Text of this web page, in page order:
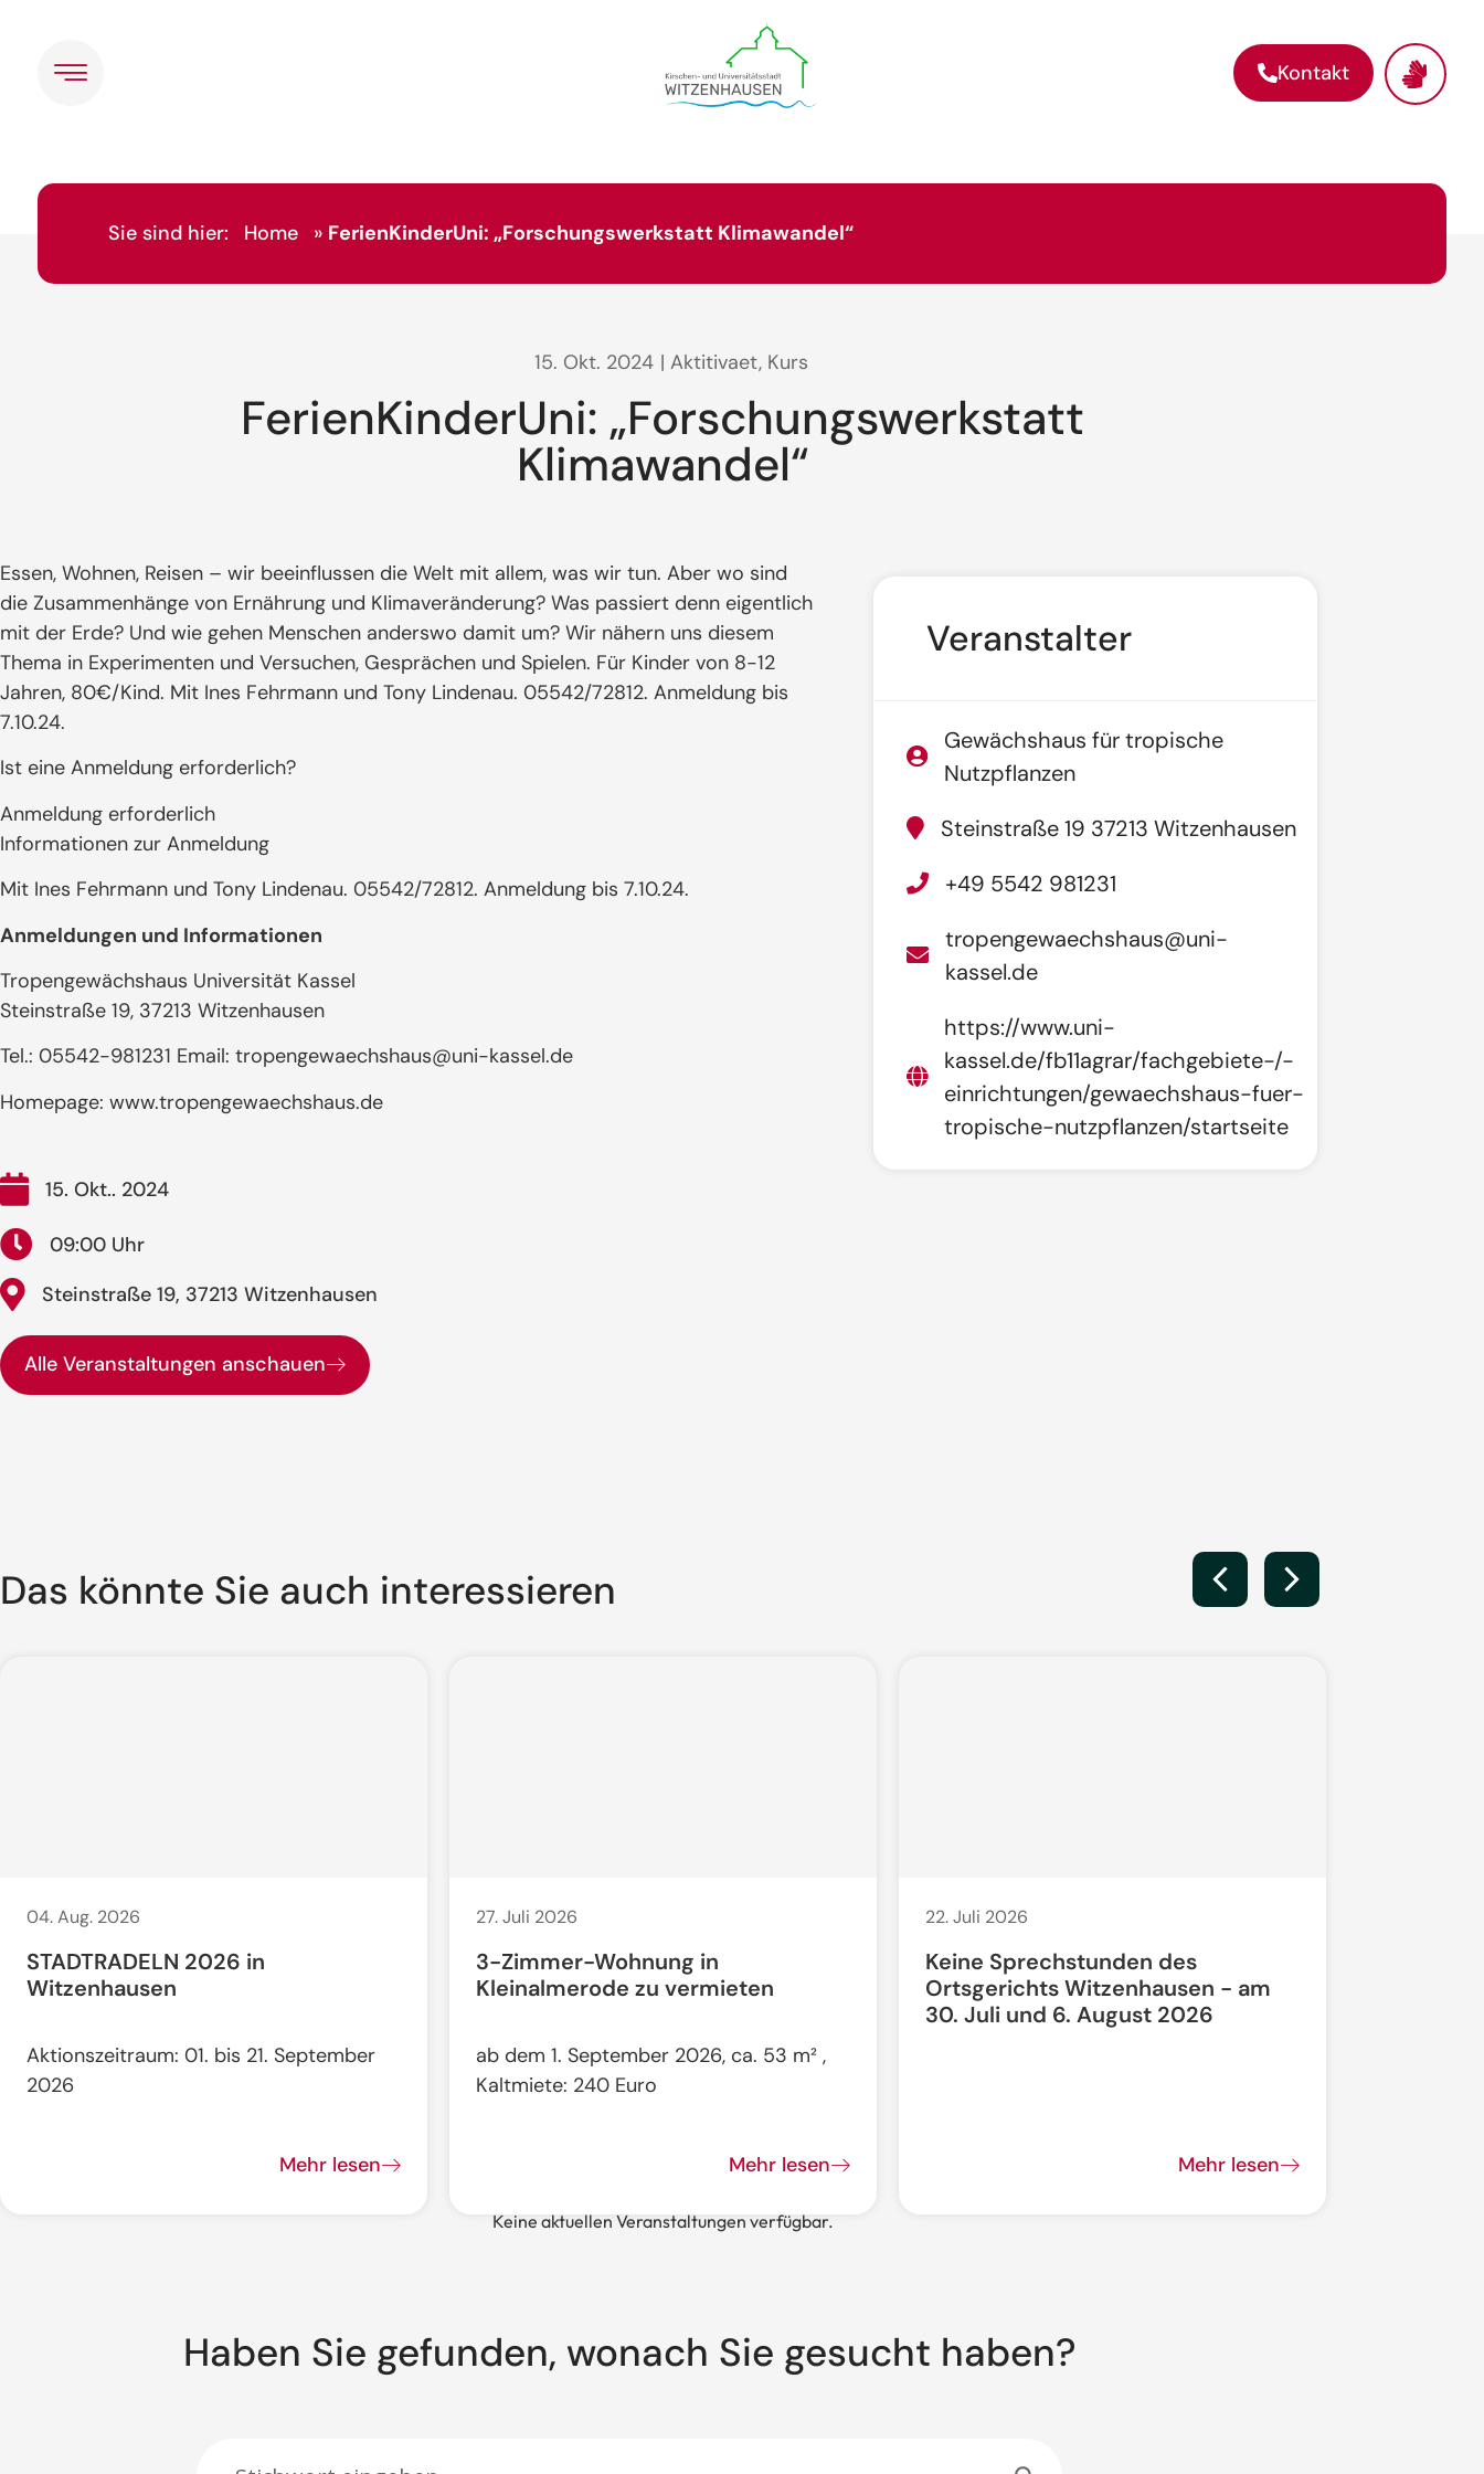
Kontakt
Sie sind hier: Home » FerienKinderUni: „Forschungswerkstatt Klimawandel“
15. Okt. 2024 | Aktitivaet, Kurs
FerienKinderUni: „Forschungswerkstatt
Klimawandel“
Essen, Wohnen, Reisen – wir beeinflussen die Welt mit allem, was wir tun. Aber wo sind
die Zusammenhänge von Ernährung und Klimaveränderung? Was passiert denn eigentlich
mit der Erde? Und wie gehen Menschen anderswo damit um? Wir nähern uns diesem
Thema in Experimenten und Versuchen, Gesprächen und Spielen. Für Kinder von 8-12
Jahren, 80€/Kind. Mit Ines Fehrmann und Tony Lindenau. 05542/72812. Anmeldung bis
7.10.24.
Ist eine Anmeldung erforderlich?
Anmeldung erforderlich
Informationen zur Anmeldung
Mit Ines Fehrmann und Tony Lindenau. 05542/72812. Anmeldung bis 7.10.24.
Anmeldungen und Informationen
Tropengewächshaus Universität Kassel
Steinstraße 19, 37213 Witzenhausen
Tel.: 05542-981231 Email: tropengewaechshaus@uni-kassel.de
Homepage: www.tropengewaechshaus.de
15. Okt.. 2024
09:00 Uhr
Steinstraße 19, 37213 Witzenhausen
Veranstalter
Gewächshaus für tropische
Nutzpflanzen
Steinstraße 19 37213 Witzenhausen
+49 5542 981231
tropengewaechshaus@uni-
kassel.de
https://www.uni-
kassel.de/fb11agrar/fachgebiete-/-
einrichtungen/gewaechshaus-fuer-
tropische-nutzpflanzen/startseite
Alle Veranstaltungen anschauen
Das könnte Sie auch interessieren
04. Aug. 2026
STADTRADELN 2026 in
Witzenhausen
Aktionszeitraum: 01. bis 21. September
2026
Mehr lesen
27. Juli 2026
3-Zimmer-Wohnung in
Kleinalmerode zu vermieten
ab dem 1. September 2026, ca. 53 m² ,
Kaltmiete: 240 Euro
Mehr lesen
22. Juli 2026
Keine Sprechstunden des
Ortsgerichts Witzenhausen - am
30. Juli und 6. August 2026
Mehr lesen
Keine aktuellen Veranstaltungen verfügbar.
Haben Sie gefunden, wonach Sie gesucht haben?